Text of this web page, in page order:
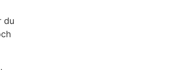
du